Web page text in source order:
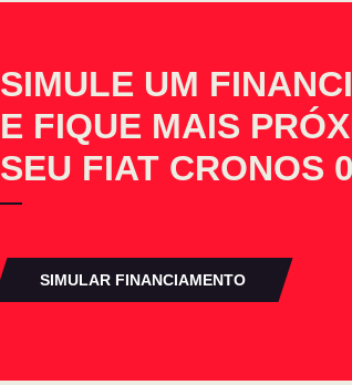
SIMULE UM
E FIQUE MAIS
SEU FIAT CRONOS
SIMULAR FINANCIAMENTO